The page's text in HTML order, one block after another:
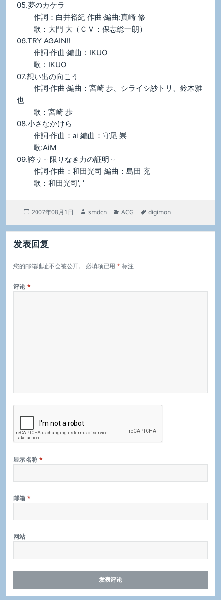
05.夢のカケラ
作詞：白井裕紀 作曲·編曲:真崎 修
歌：大門 大（ＣＶ：保志総一朗）
06.TRY AGAIN!!
作詞·作曲·編曲：IKUO
歌：IKUO
07.想い出の向こう
作詞·作曲·編曲：宮崎 歩、シライシ紗トリ、鈴木雅
也
歌：宮崎 歩
08.小さなかけら
作詞·作曲：ai 編曲：守尾 崇
歌:AiM
09.誇り～限りなき力の証明～
作詞·作曲：和田光司 編曲：島田 充
歌：和田光司', '
发
于
2007年08月1日
作
smdcn
分
ACG
标
digimon
发表回复
您的邮箱地址不会被公开。 必填项已用 * 标注
评论*
显示名称*
邮箱*
网站